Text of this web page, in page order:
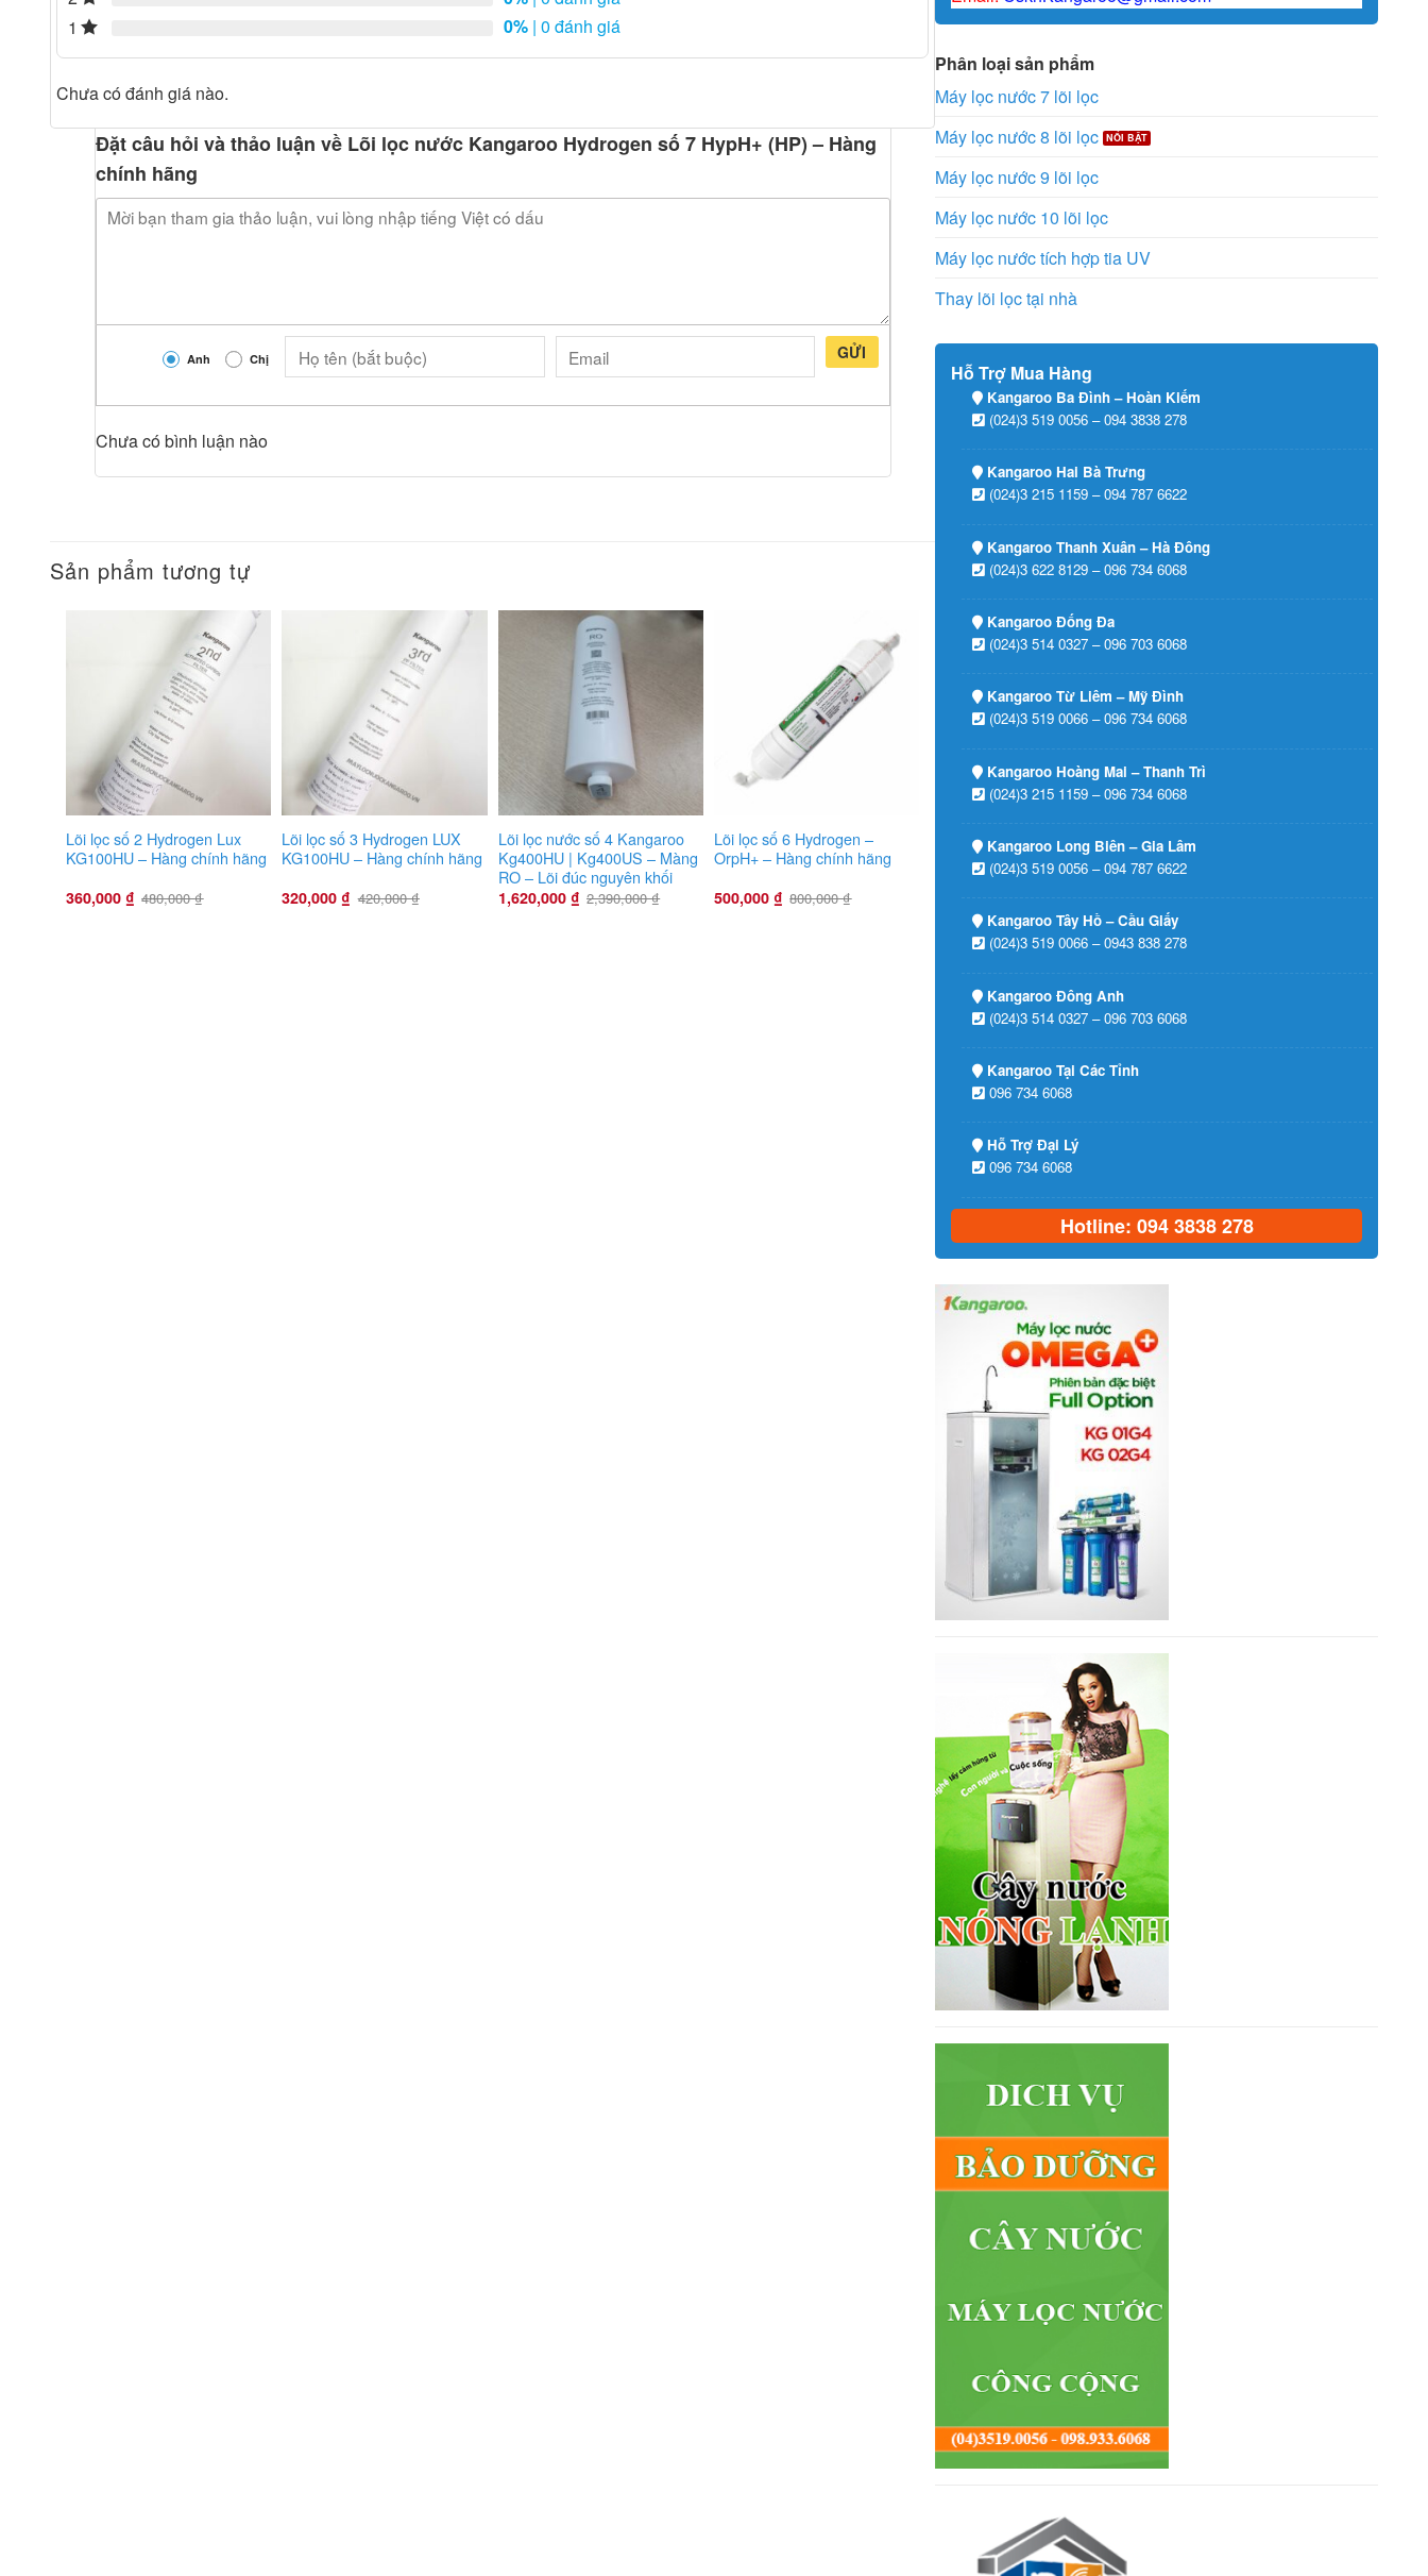
1
0%| 0 đánh giá
Chưa có đánh giá nào.
Đặt câu hỏi và thảo luận về Lõi lọc nước Kangaroo Hydrogen số 7 HypH+ (HP) – Hàng
chính hãng
Anh Chị GỬI
Chưa có bình luận nào
Sản phẩm tương tự
Lõi lọc số 2 Hydrogen Lux
KG100HU – Hàng chính hãng
360,000 ₫ 480,000₫
Lõi lọc số 3 Hydrogen LUX
KG100HU – Hàng chính hãng
320,000 ₫ 420,000₫
Lõi lọc nước số 4 Kangaroo
Kg400HU | Kg400US – Màng
RO – Lõi đúc nguyên khối
1,620,000 ₫ 2,390,000₫
Lõi lọc số 6 Hydrogen –
OrpH+ – Hàng chính hãng
500,000 ₫ 800,000₫
Phân loại sản phẩm
Máy lọc nước 7 lõi lọc
Máy lọc nước 8 lõi lọc
Máy lọc nước 9 lõi lọc
Máy lọc nước 10 lõi lọc
Máy lọc nước tích hợp tia UV
Thay lõi lọc tại nhà
Hỗ Trợ Mua Hàng
Kangaroo Ba Đình – Hoàn Kiếm
(024)3 519 0056 – 094 3838 278
Kangaroo Hai Bà Trưng
(024)3 215 1159 – 094 787 6622
Kangaroo Thanh Xuân – Hà Đông
(024)3 622 8129 – 096 734 6068
Kangaroo Đống Đa
(024)3 514 0327 – 096 703 6068
Kangaroo Từ Liêm – Mỹ Đình
(024)3 519 0066 – 096 734 6068
Kangaroo Hoàng Mai – Thanh Trì
(024)3 215 1159 – 096 734 6068
Kangaroo Long Biên – Gia Lâm
(024)3 519 0056 – 094 787 6622
Kangaroo Tây Hồ – Cầu Giấy
(024)3 519 0066 – 0943 838 278
Kangaroo Đông Anh
(024)3 514 0327 – 096 703 6068
Kangaroo Tại Các Tỉnh
096 734 6068
Hỗ Trợ Đại Lý
096 734 6068
Hotline: 094 3838 278